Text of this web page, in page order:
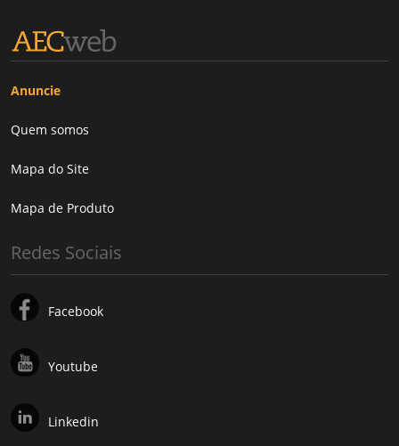
Anuncie
Quem somos
Mapa do Site
Mapa de Produto
Redes Sociais
Facebook
Youtube
Linkedin